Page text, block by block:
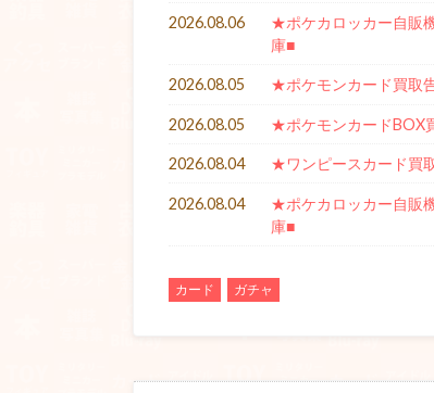
2026.08.06
★ポケカロッカー自販
庫■
2026.08.05 ★ポケモンカード買取
2026.08.05 ★ポケモンカードBOX
2026.08.04 ★ワンピースカード買
2026.08.04
★ポケカロッカー自販
庫■
カード ガチャ